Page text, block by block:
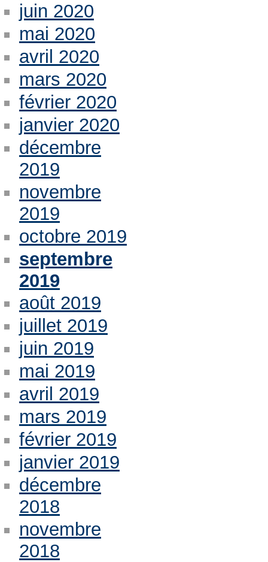
juin 2020
mai 2020
avril 2020
mars 2020
février 2020
janvier 2020
décembre
2019
novembre
2019
octobre 2019
septembre
2019
août 2019
juillet 2019
juin 2019
mai 2019
avril 2019
mars 2019
février 2019
janvier 2019
décembre
2018
novembre
2018